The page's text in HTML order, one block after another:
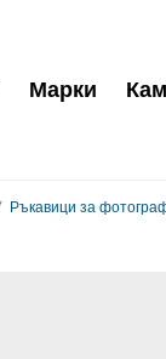
Марки
Ръкавици за